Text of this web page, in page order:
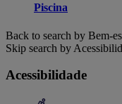
Piscina
Back to search by Bem-
Skip search by
Acessibilidade